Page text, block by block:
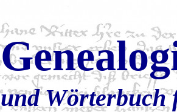
und Wörterbuch